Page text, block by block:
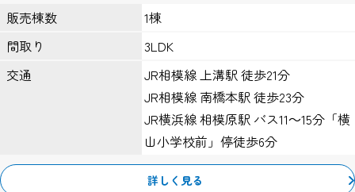
ません。
ＩＰアドレスについて
当サイトのアクセスログよりお客様のIPアドレスを以下の理由のた
め利用する場合があります。
ただし個人でドメインを取得し、そのWebサーバーの設置場所から
アクセスされている等の特殊な場合を除き、IPアドレスから個人が
特定できることはありません。
１、Webサーバーで発生した問題を突き止めるため。
２、Webサイトの管理のため。
販売棟数
1棟
間取り
3LDK
交通
JR相模線 上溝駅 徒歩21分
JR相模線 南橋本駅 徒歩23分
JR横浜線 相模原駅 バス11～15分「横
山小学校前」停徒歩6分
詳しく見る